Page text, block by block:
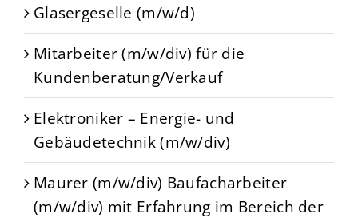
Glasergeselle (m/w/d)
Mitarbeiter (m/w/div) für die
Kundenberatung/Verkauf
Elektroniker – Energie- und
Gebäudetechnik (m/w/div)
Maurer (m/w/div) Baufacharbeiter
(m/w/div) mit Erfahrung im Bereich der